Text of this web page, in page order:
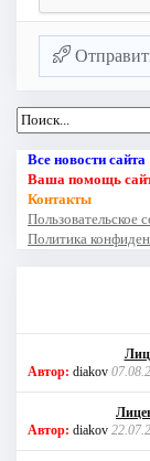
Все новости сайта
Ваша помощь
Контакты
Пользовательское
Политика
Автор: diakov
Автор: diakov